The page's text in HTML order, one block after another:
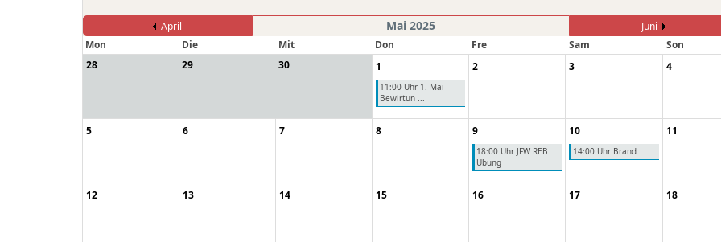
April Mai 2025
Juni
Mon
Die Mit Don Fre Sam
Son
28
29 30 1
11:00 Uhr 1. Mai
Bewirtun ...
2 3 4
5 6 7 8 9
18:00 Uhr JFW REB
Übung
10
14:00 Uhr Brand
11
12 13 14 15 16 17 18